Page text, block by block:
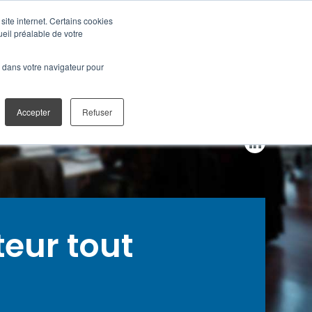
internet. Certains cookies
préalable de votre
votre navigateur pour
Accepter Refuser
tout